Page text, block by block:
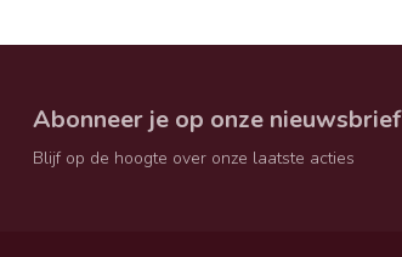
Abonneer je op onze nieuwsbrief
Blijf op de hoogte over onze laatste acties